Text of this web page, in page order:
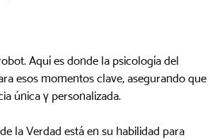
Aquí es donde la psicología del
esos momentos clave, asegurando que
única y personalizada.
la Verdad está en su habilidad para